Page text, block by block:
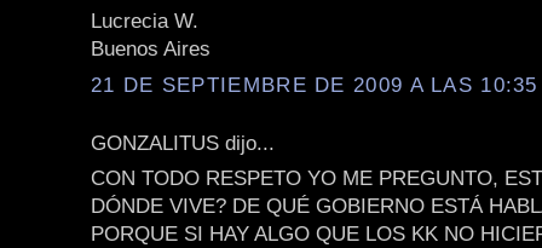
Lucrecia W.
Buenos Aires
21 DE SEPTIEMBRE DE 2009 A LAS 10:35
GONZALITUS dijo...
CON TODO RESPETO YO ME PREGUNTO,
DÓNDE VIVE? DE QUÉ GOBIERNO ESTÁ
PORQUE SI HAY ALGO QUE LOS KK NO